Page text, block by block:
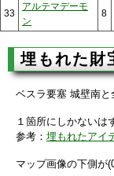
33
アルテマデーモ
ン
8
埋もれた財
ベスラ要塞 城壁南と
１箇所にしかないは
参考： 埋もれたアイ
マップ画像の下側が